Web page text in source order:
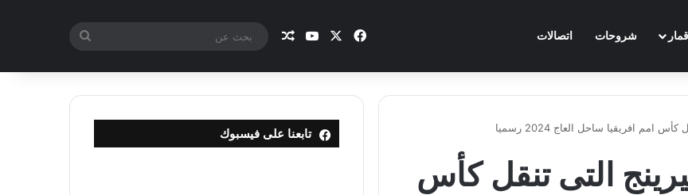
شروحات اتصالات فيسبوك يوتيوب مقال عشوائي
امم افريقيا ساحل العاج 2024 رسميا
التى تنقل كأس
تابعنا على فيسبوك